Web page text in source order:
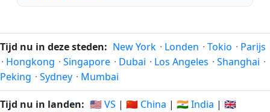
Tijd nu in deze steden: New York · Londen · Tokio · Parijs
· Hongkong · Singapore · Dubai · Los Angeles · Shanghai ·
Peking · Sydney · Mumbai
Tijd nu in landen: 🇺🇸 VS | 🇨🇳 China | 🇮🇳 India | 🇬🇧